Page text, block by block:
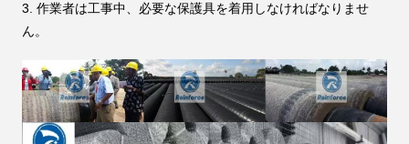
3. 作業者は工事中、必要な保護具を着用しなければなりませ
ん。